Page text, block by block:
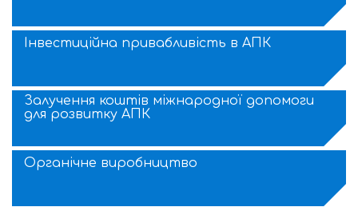
Інвестиційна привабливість в АПК
Залучення коштів міжнародної допомоги
для розвитку АПК
Органічне виробництво